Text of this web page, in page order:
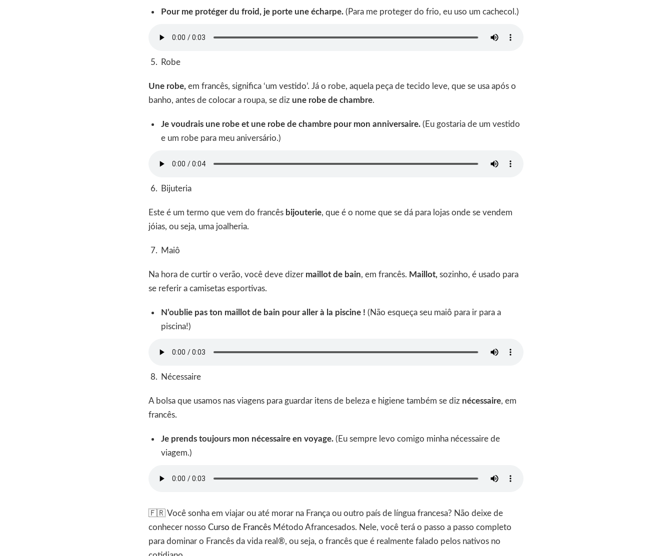
Pour me protéger du froid, je porte une écharpe.(Para me proteger do frio, eu uso um cachecol.)
Robe
Une robe, em francês, significa ‘um vestido’. Já o robe, aquela peça de tecido leve, que se usa após o
banho, antes de colocar a roupa, se diz une robe de chambre.
Je voudrais une robe et une robe de chambre pour mon anniversaire.(Eu gostaria de um vestido
e um robe para meu aniversário.)
Bijuteria
Este é um termo que vem do francês bijouterie, que é o nome que se dá para lojas onde se vendem
jóias, ou seja, uma joalheria.
Maiô
Na hora de curtir o verão, você deve dizer maillot de bain, em francês. Maillot, sozinho, é usado para
se referir a camisetas esportivas.
N’oublie pas ton maillot de bain pour aller à la piscine ! (Não esqueça seu maiô para ir para a
piscina!)
Nécessaire
A bolsa que usamos nas viagens para guardar itens de beleza e higiene também se diz nécessaire, em
francês.
Je prends toujours mon nécessaire en voyage.(Eu sempre levo comigo minha nécessaire de
viagem.)
🇫🇷 Você sonha em viajar ou até morar na França ou outro país de língua francesa? Não deixe de
conhecer nosso Curso de Francês Método Afrancesados. Nele, você terá o passo a passo completo
para dominar o Francês da vida real®, ou seja, o francês que é realmente falado pelos nativos no